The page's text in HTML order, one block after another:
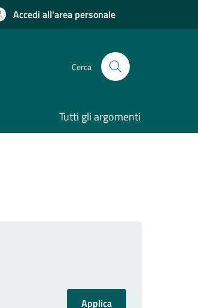
Accedi all'area personale
Cerca
Tutti gli argomenti